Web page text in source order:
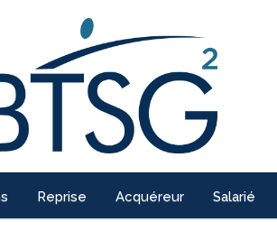
Reprise Acquéreur Salarié